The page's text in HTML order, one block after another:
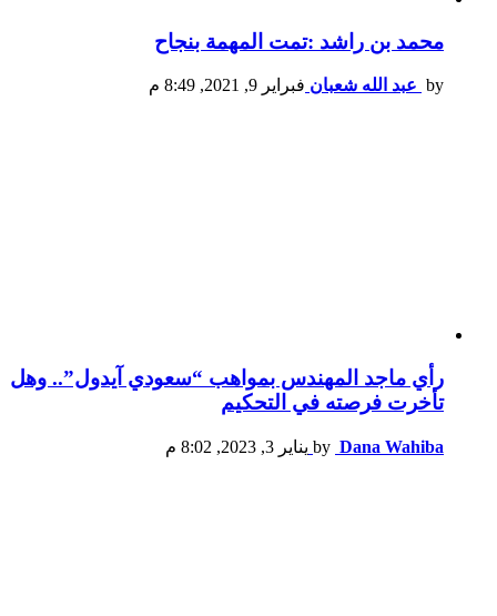
محمد بن راشد :تمت المهمة بنجاح
by عبد الله شعبان فبراير 9, 2021, 8:49 م
رأي ماجد المهندس بمواهب “سعودي آيدول”.. وهل
تأخرت فرصته في التحكيم
by Dana Wahiba يناير 3, 2023, 8:02 م